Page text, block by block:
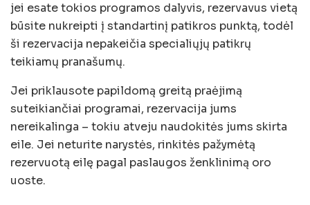
jei esate tokios programos dalyvis, rezervavus vietą
būsite nukreipti į standartinį patikros punktą, todėl
ši rezervacija nepakeičia specialiųjų patikrų
teikiamų pranašumų.
Jei priklausote papildomą greitą praėjimą
suteikiančiai programai, rezervacija jums
nereikalinga – tokiu atveju naudokitės jums skirta
eile. Jei neturite narystės, rinkitės pažymėtą
rezervuotą eilę pagal paslaugos ženklinimą oro
uoste.